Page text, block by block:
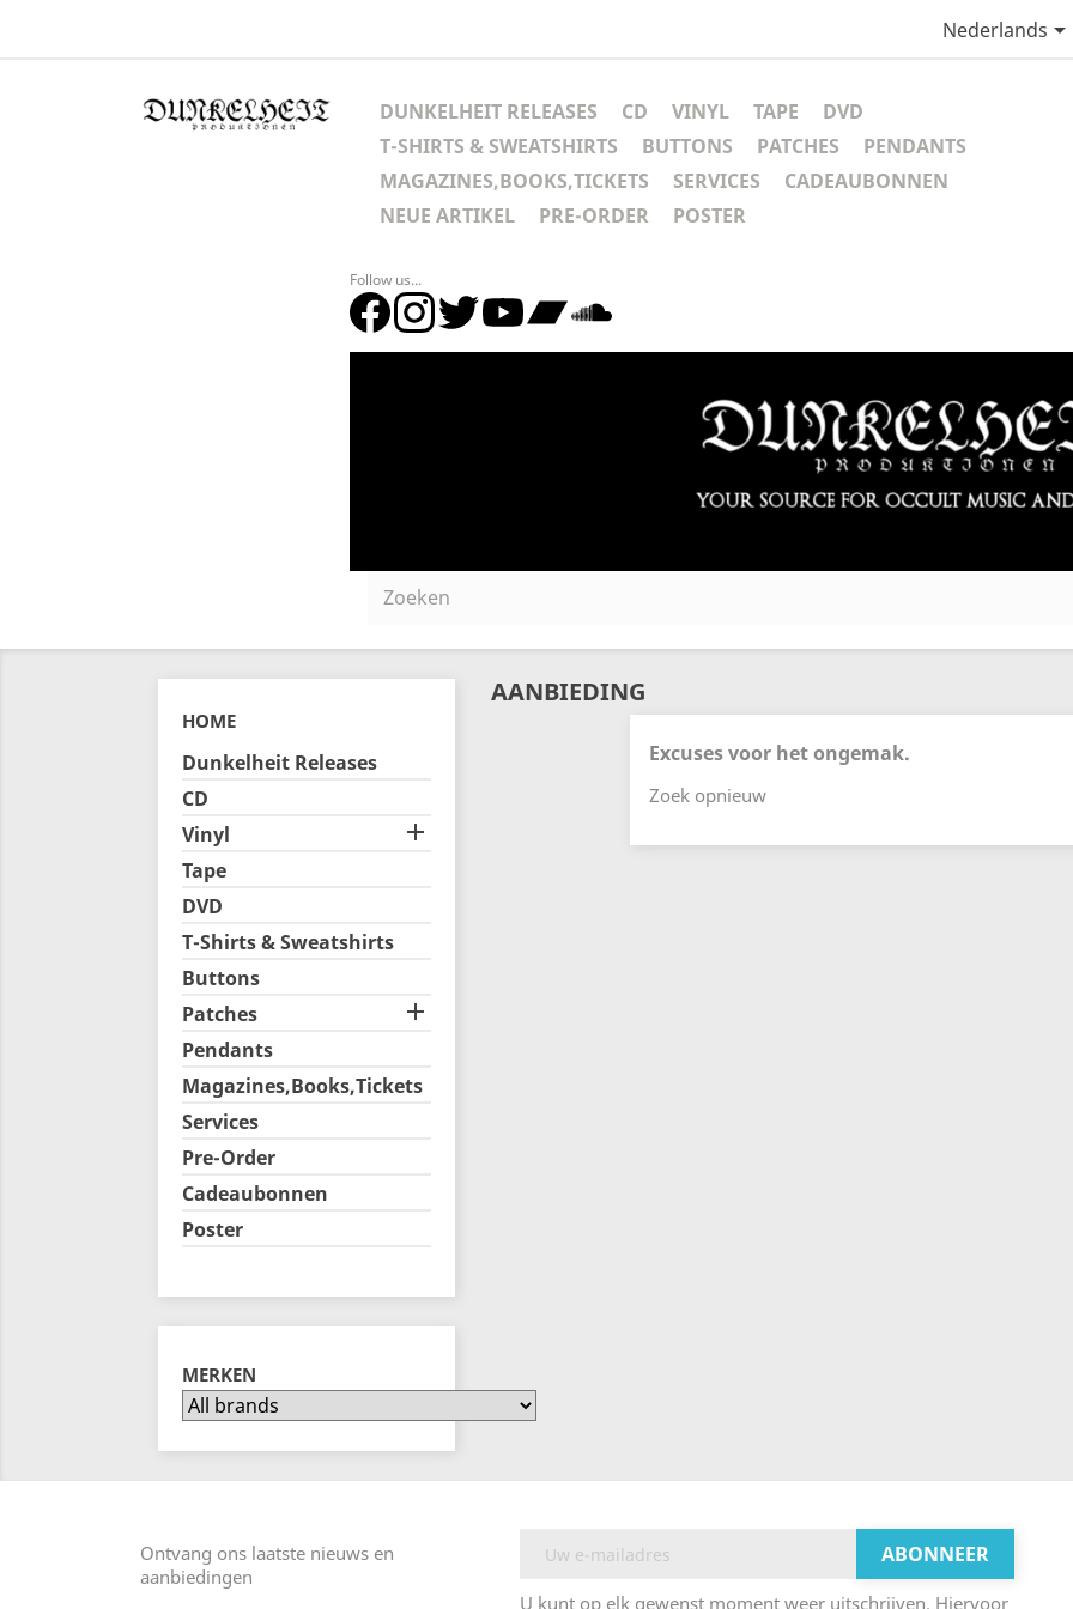
Nederlands
DUNKELHEIT RELEASES CD VINYL TAPE
DVD
T-SHIRTS & SWEATSHIRTS
BUTTONS PATCHES
PENDANTS
MAGAZINES,BOOKS,TICKETS
SERVICES
CADEAUBONNEN
NEUE ARTIKEL
PRE-ORDER POSTER
Follow us...
HOME
Dunkelheit Releases
CD
Vinyl

Tape
DVD
T-Shirts & Sweatshirts
Buttons
Patches

Pendants
Magazines,Books,Tickets
Services
Pre-Order
Cadeaubonnen
Poster
MERKEN
AANBIEDING
Excuses voor het ongemak.
Zoek opnieuw
Ontvang ons laatste nieuws en
aanbiedingen
U kunt op elk gewenst moment weer uitschrijven. Hiervoor